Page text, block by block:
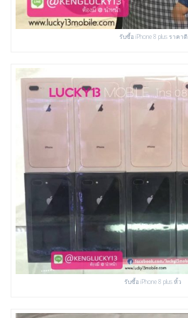
รับซื้อ iPhone 8 plus ราคาดี
รับซื้อ iPhone 8 plus หิ้ว